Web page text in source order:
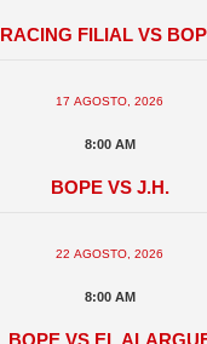
Racing Filial vs
17 agosto, 2026
8:00 am
BOPE vs J.H.
22 agosto, 2026
8:00 am
BOPE vs El